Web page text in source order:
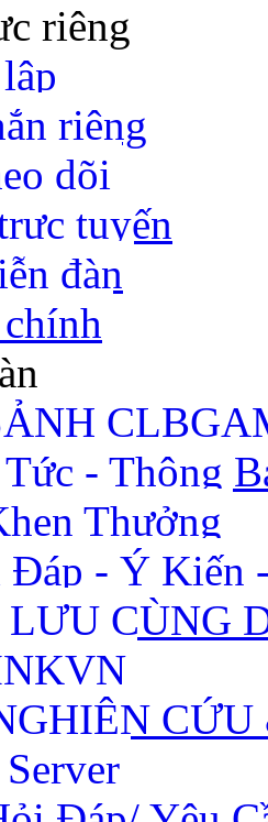
riêng
riêng
dõi
tuyến
đàn
- Thông
Thưởng
Đáp - Ý Kiến
CÙNG